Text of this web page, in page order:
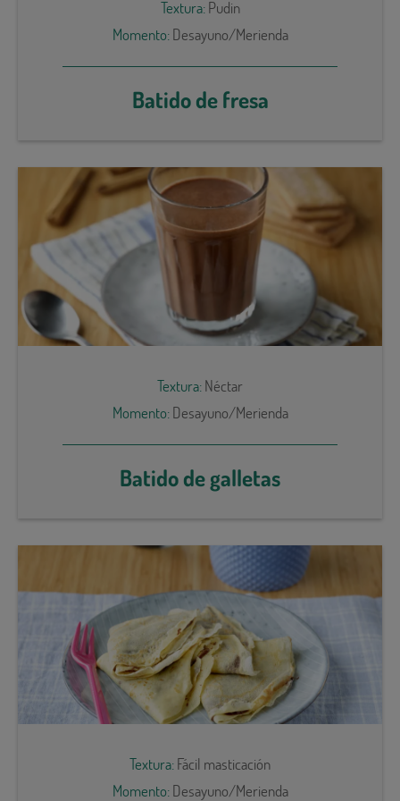
Textura:Pudin
Momento:Desayuno/Merienda
Batido de fresa
Textura:Néctar
Momento:Desayuno/Merienda
Batido de galletas
Textura:Fácil masticación
Momento:Desayuno/Merienda